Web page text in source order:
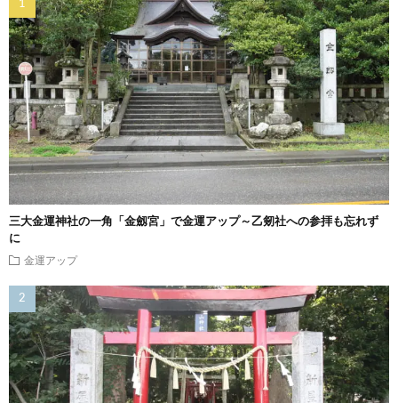
三大金運神社の一角「金劔宮」で金運アップ～乙剱社への参拝も忘れず
に
金運アップ